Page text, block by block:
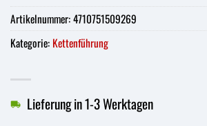
Lieferung in 1-3 Werktagen
Artikelnummer:4710751509269
Kategorie: Kettenführung